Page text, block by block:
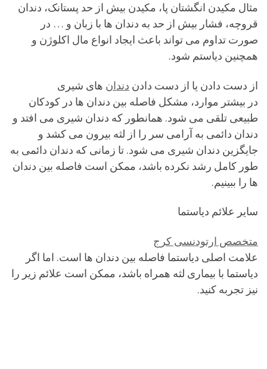
مثال مکیدن انگشتان پا، مکیدن بیش از حد پستانک، دندان
قروچه، فشار بیش از حد به دندان ها با زبان و … در
صورت تداوم می تواند باعث ایجاد انواع مال اکلوژن و
همچنین دیاستم شود.
از دست دادن یا از دست دادن دندان های شیری
در بیشتر موارد، مشکل فاصله بین دندان ها در کودکان
طبیعی تلقی می شود. همانطور که دندان شیری می افتد و
دندان دائمی به آرامی سر را از لثه بیرون می کشد و
جایگزین دندان شیری می شود. تا زمانی که دندان دائمی به
طور کامل رشد نکرده باشد، ممکن است فاصله بین دندان
ها را ببینیم.
سایر علائم دیاستما
متخصص ارتودنسی کرج
علامت اصلی دیاستما فاصله بین دندان ها است. اما اگر
دیاستما با بیماری لثه همراه باشد، ممکن است علائم زیر را
نیز تجربه کنید.